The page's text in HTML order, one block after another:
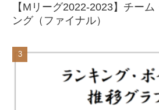
【Mリーグ2022-2023】チー
ング（ファイナル）